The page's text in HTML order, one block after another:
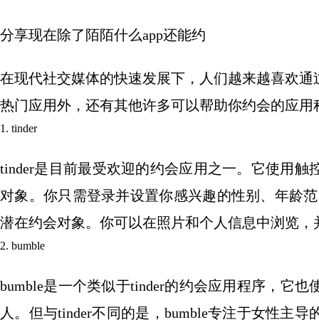
分享现在除了陌陌什么app还能约
在现代社交媒体的快速发展下，人们越来越喜欢
热门应用外，还有其他许多可以帮助你约会的应
1. tinder
tinder是目前最受欢迎的约会应用之一。它使用
对象。你只需登录并设置你感兴趣的性别、年龄
潜在约会对象。你可以在照片和个人信息中浏览
2. bumble
bumble是一个类似于tinder的约会应用程序，它
人。但与tinder不同的是，bumble专注于女性主